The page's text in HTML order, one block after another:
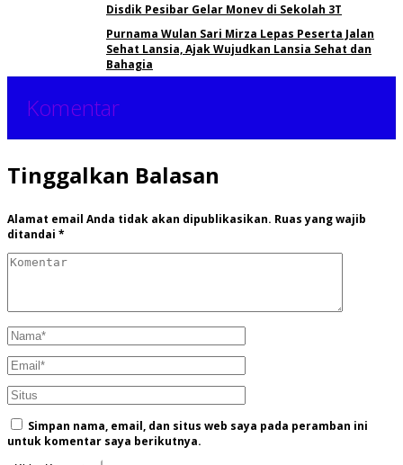
Disdik Pesibar Gelar Monev di Sekolah 3T
Purnama Wulan Sari Mirza Lepas Peserta Jalan
Sehat Lansia, Ajak Wujudkan Lansia Sehat dan
Bahagia
Komentar
Tinggalkan Balasan
Alamat email Anda tidak akan dipublikasikan. Ruas yang wajib
ditandai *
Simpan nama, email, dan situs web saya pada peramban ini
untuk komentar saya berikutnya.